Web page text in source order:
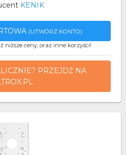
KENIK
(UTWÓRZ KONTO)
niższe ceny, oraz inne korzyści!
PRZEJDŹ NA